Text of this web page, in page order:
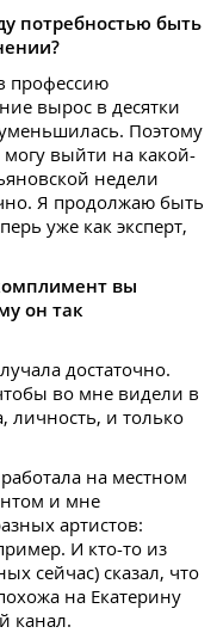
потребностью быть
профессию
вырос в десятки
Поэтому
могу выйти на какой-
недели
Я продолжаю быть
уже как эксперт,
вы
он так
достаточно.
во мне видели в
личность, и только
на местном
и мне
артистов:
И кто-то из
сейчас) сказал, что
на Екатерину
канал.